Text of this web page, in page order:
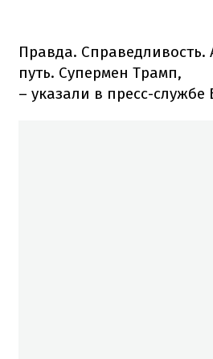
Правда. Справедливость.
путь. Супермен Трамп,
– указали в пресс-службе